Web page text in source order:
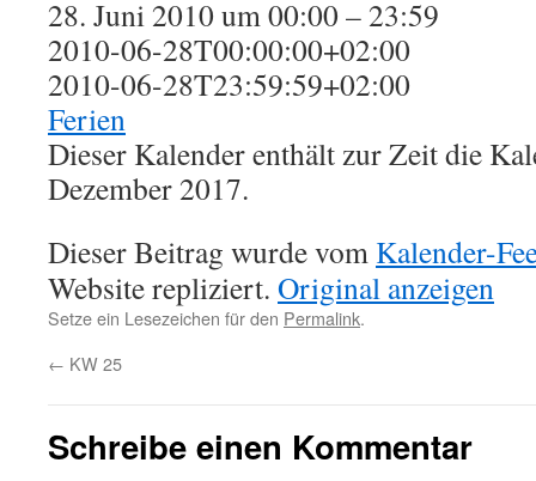
28. Juni 2010 um 00:00 – 23:59
2010-06-28T00:00:00+02:00
2010-06-28T23:59:59+02:00
Ferien
Dieser Kalender enthält zur Zeit die
Dezember 2017.
Dieser Beitrag wurde vom Kalender-
Website repliziert. Original anzeigen
Setze ein Lesezeichen für den Permalink.
← KW 25
Schreibe einen Kommentar